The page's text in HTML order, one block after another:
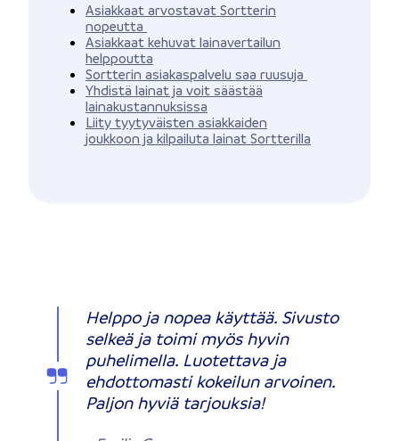
Asiakkaat arvostavat Sortterin
nopeutta
Asiakkaat kehuvat lainavertailun
helppoutta
Sortterin asiakaspalvelu saa ruusuja
Yhdistä lainat ja voit säästää
lainakustannuksissa
Liity tyytyväisten asiakkaiden
joukkoon ja kilpailuta lainat Sortterilla
Helppo ja nopea käyttää. Sivusto
selkeä ja toimi myös hyvin
puhelimella. Luotettava ja
ehdottomasti kokeilun arvoinen.
Paljon hyviä tarjouksia!